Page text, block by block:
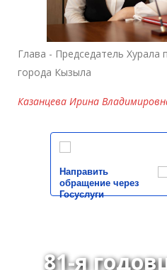
Глава - Председатель Хурала
города Кызыла
Казанцева Ирина
Направить
обращение через
Госуслуги
81-я